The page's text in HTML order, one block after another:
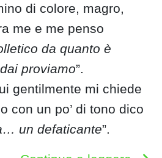
di colore, magro,
me e me penso
da quanto è
proviamo”.
gentilmente mi chiede
con un po’ di tono dico
un defaticante”.